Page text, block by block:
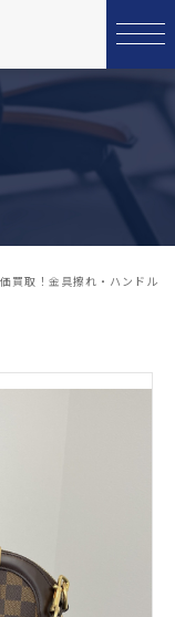
買取！金具擦れ・ハンドル